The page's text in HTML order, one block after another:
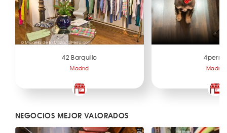
42 Barquillo
Madrid
4perras
Madrid
NEGOCIOS MEJOR VALORADOS